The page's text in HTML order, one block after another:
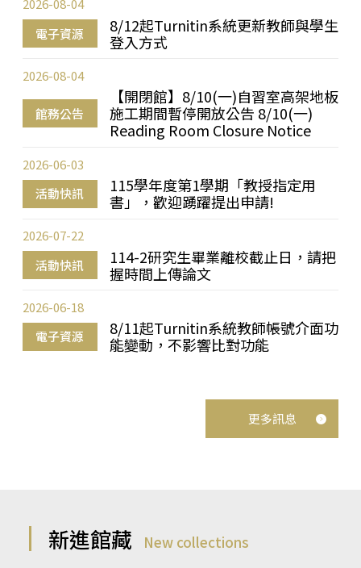
電子資源
8/12起Turnitin系統更新教師與學生
登入方式
2026-08-04
館務公告
【開閉館】8/10(一)自習室高架地板
施工期間暫停開放公告 8/10(一)
Reading Room Closure Notice
2026-08-04
活動快訊
115學年度第1學期「教授指定用
書」，歡迎踴躍提出申請!
2026-06-03
活動快訊
114-2研究生畢業離校截止日，請把
握時間上傳論文
2026-07-22
電子資源
8/11起Turnitin系統教師帳號介面功
能變動，不影響比對功能
2026-06-18
更多訊息
新進館藏 New collections